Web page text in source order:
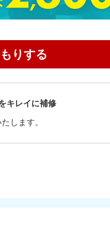
りする
キレイに補修
します。